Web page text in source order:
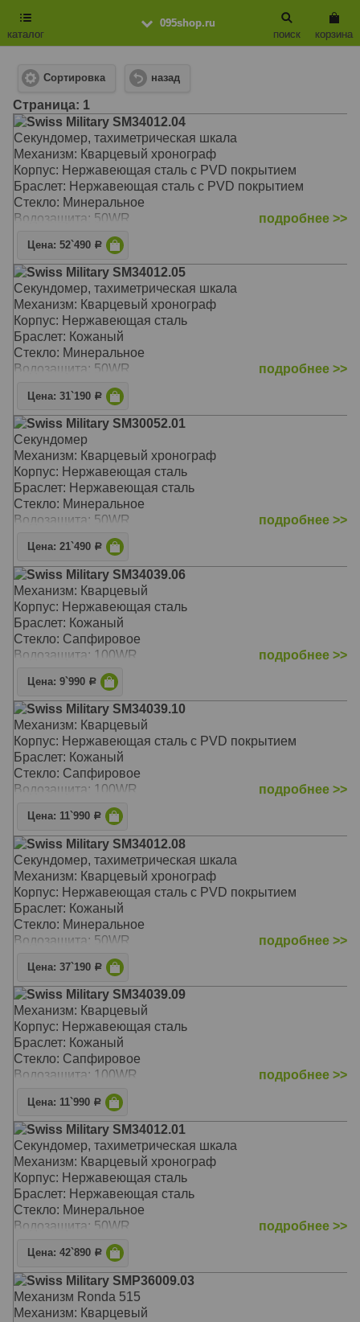
095shop.ru
каталог
корзина
поиск
Сортировка назад
Cтраница: 1
Swiss Military SM34012.04
Секундомер, тахиметрическая шкала
Механизм: Кварцевый хронограф
Корпус: Нержавеющая сталь с PVD покрытием
Браслет: Нержавеющая сталь с PVD покрытием
Стекло: Минеральное
Водозащита: 50WR
подробнее >>
Цена: 52`490 Р
Swiss Military SM34012.05
Секундомер, тахиметрическая шкала
Механизм: Кварцевый хронограф
Корпус: Нержавеющая сталь
Браслет: Кожаный
Стекло: Минеральное
Водозащита: 50WR
подробнее >>
Цена: 31`190 Р
Swiss Military SM30052.01
Секундомер
Механизм: Кварцевый хронограф
Корпус: Нержавеющая сталь
Браслет: Нержавеющая сталь
Стекло: Минеральное
Водозащита: 50WR
подробнее >>
Цена: 21`490 Р
Swiss Military SM34039.06
Механизм: Кварцевый
Корпус: Нержавеющая сталь
Браслет: Кожаный
Стекло: Сапфировое
Водозащита: 100WR
подробнее >>
Цена: 9`990 Р
Swiss Military SM34039.10
Механизм: Кварцевый
Корпус: Нержавеющая сталь с PVD покрытием
Браслет: Кожаный
Стекло: Сапфировое
Водозащита: 100WR
подробнее >>
Цена: 11`990 Р
Swiss Military SM34012.08
Секундомер, тахиметрическая шкала
Механизм: Кварцевый хронограф
Корпус: Нержавеющая сталь с PVD покрытием
Браслет: Кожаный
Стекло: Минеральное
Водозащита: 50WR
подробнее >>
Цена: 37`190 Р
Swiss Military SM34039.09
Механизм: Кварцевый
Корпус: Нержавеющая сталь
Браслет: Кожаный
Стекло: Сапфировое
Водозащита: 100WR
подробнее >>
Цена: 11`990 Р
Swiss Military SM34012.01
Секундомер, тахиметрическая шкала
Механизм: Кварцевый хронограф
Корпус: Нержавеющая сталь
Браслет: Нержавеющая сталь
Стекло: Минеральное
Водозащита: 50WR
подробнее >>
Цена: 42`890 Р
Swiss Military SMP36009.03
Механизм Ronda 515
Механизм: Кварцевый